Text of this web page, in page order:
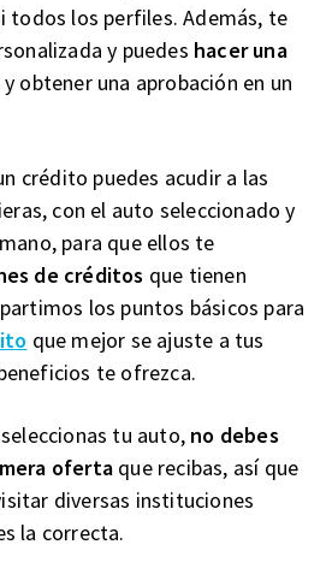
todos los perfiles. Además, te
y puedes hacer una
y obtener una aprobación en un
crédito puedes acudir a las
con el auto seleccionado y
para que ellos te
de créditos que tienen
los puntos básicos para
que mejor se ajuste a tus
te ofrezca.
tu auto, no debes
oferta que recibas, así que
diversas instituciones
la correcta.